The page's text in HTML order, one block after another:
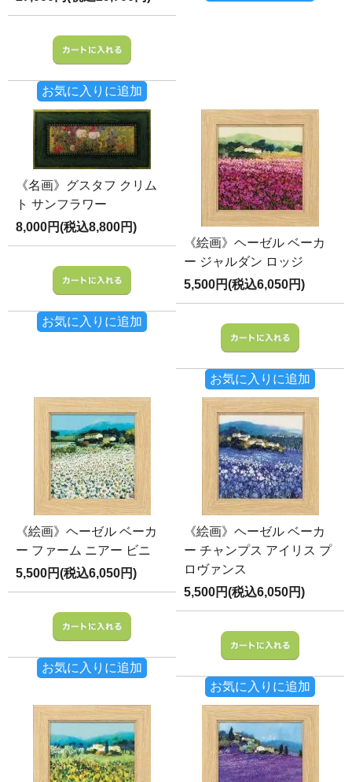
お気に入りに追加
《名画》グスタフ クリム
ト サンフラワー
8,000円(税込8,800円)
お気に入りに追加
《絵画》ヘーゼル ベーカ
ー ジャルダン ロッジ
5,500円(税込6,050円)
お気に入りに追加
《絵画》ヘーゼル ベーカ
ー ファーム ニアー ビニ
5,500円(税込6,050円)
お気に入りに追加
《絵画》ヘーゼル ベーカ
ー チャンプス アイリス プ
ロヴァンス
5,500円(税込6,050円)
お気に入りに追加